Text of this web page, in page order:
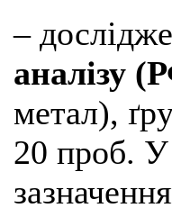
–
аналізу
метал),
20 проб. У